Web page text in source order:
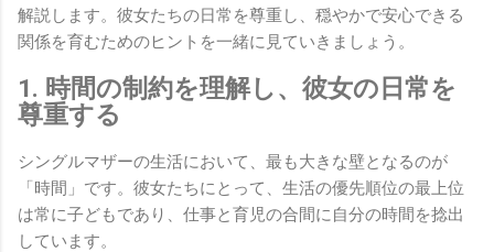
解説します。彼女たちの日常を尊重し、穏やかで安心できる
関係を育むためのヒントを一緒に見ていきましょう。
1. 時間の制約を理解し、彼女の日常を
尊重する
シングルマザーの生活において、最も大きな壁となるのが
「時間」です。彼女たちにとって、生活の優先順位の最上位
は常に子どもであり、仕事と育児の合間に自分の時間を捻出
しています。